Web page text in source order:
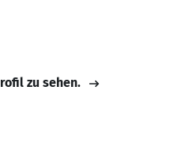
zu sehen.